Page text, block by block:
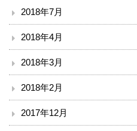
2018年7月
2018年4月
2018年3月
2018年2月
2017年12月